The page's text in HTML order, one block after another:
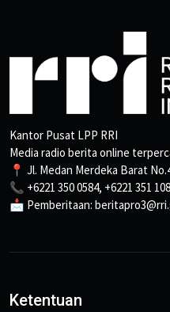
Kantor Pusat LPP RRI
Media radio berita online
📍 Jl. Medan Merdeka Barat
📞 +6221 350 0584, +6221 351
📩 Pemberitaan:
Ketentuan